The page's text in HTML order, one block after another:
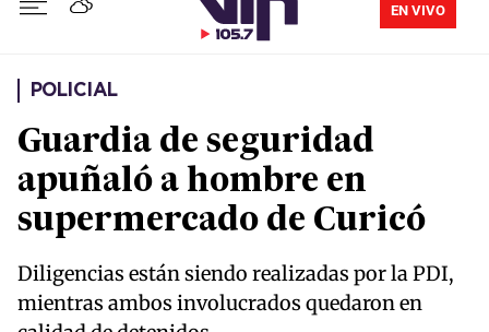
EN VIVO
POLICIAL
Guardia de seguridad
apuñaló a hombre en
supermercado de Curicó
Diligencias están siendo realizadas por la PDI,
mientras ambos involucrados quedaron en